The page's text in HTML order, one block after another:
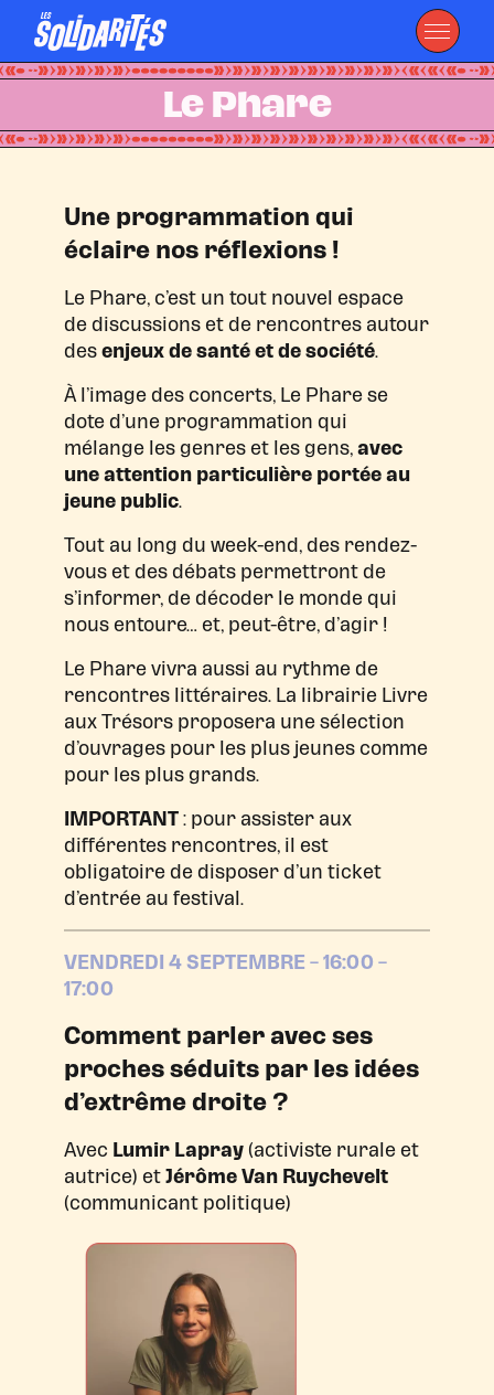
Le Phare
Une programmation qui
éclaire nos réflexions !
Le Phare, c’est un tout nouvel espace
de discussions et de rencontres autour
desenjeux de santé et de société.
À l’image des concerts, Le Phare se
dote d’une programmation qui
mélange les genres et les gens,avec
une attention particulière portée au
jeune public.
Tout au long du week-end, des rendez-
vous et des débats permettront de
s’informer, de décoder le monde qui
nous entoure… et, peut-être, d’agir !
Le Phare vivra aussi au rythme de
rencontres littéraires. La librairie Livre
aux Trésors proposera une sélection
d’ouvrages pour les plus jeunes comme
pour les plus grands.
IMPORTANT: pour assister aux
différentes rencontres, il est
obligatoire de disposer d’un ticket
d’entrée au festival.
VENDREDI 4 SEPTEMBRE – 16:00 –
17:00
Comment parler avec ses
proches séduits par les idées
d’extrême droite ?
AvecLumir Lapray(activiste rurale et
autrice) etJérôme Van Ruychevelt
(communicant politique)